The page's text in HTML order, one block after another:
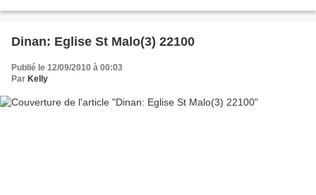
Dinan: Eglise St Malo(3) 22100
Publié le 12/09/2010 à 00:03
Par Kelly